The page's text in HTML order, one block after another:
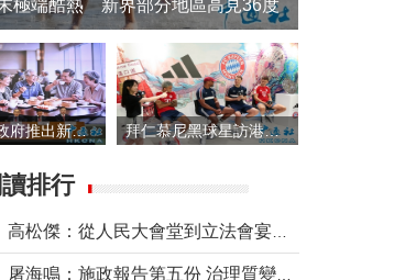
極端酷熱 新界部分地區高見36度
香港特區政府推出新一批銀色債券 每手1萬元保底息4.25厘 拜仁慕尼黑球星訪港 與球迷近距離互動
排行